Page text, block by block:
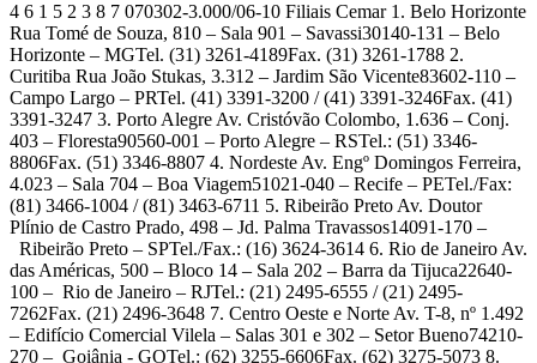
4 6 1 5 2 3 8 7 070302-3.000/06-10 Filiais Cemar 1. Belo Horizonte
Rua Tomé de Souza, 810 – Sala 901 – Savassi30140-131 – Belo
Horizonte – MGTel. (31) 3261-4189Fax. (31) 3261-1788 2.
Curitiba Rua João Stukas, 3.312 – Jardim São Vicente83602-110 –
Campo Largo – PRTel. (41) 3391-3200 / (41) 3391-3246Fax. (41)
3391-3247 3. Porto Alegre Av. Cristóvão Colombo, 1.636 – Conj.
403 – Floresta90560-001 – Porto Alegre – RSTel.: (51) 3346-
8806Fax. (51) 3346-8807 4. Nordeste Av. Engº Domingos Ferreira,
4.023 – Sala 704 – Boa Viagem51021-040 – Recife – PETel./Fax:
(81) 3466-1004 / (81) 3463-6711 5. Ribeirão Preto Av. Doutor
Plínio de Castro Prado, 498 – Jd. Palma Travassos14091-170 –
Ribeirão Preto – SPTel./Fax.: (16) 3624-3614 6. Rio de Janeiro Av.
das Américas, 500 – Bloco 14 – Sala 202 – Barra da Tijuca22640-
100 – Rio de Janeiro – RJTel.: (21) 2495-6555 / (21) 2495-
7262Fax. (21) 2496-3648 7. Centro Oeste e Norte Av. T-8, nº 1.492
– Edifício Comercial Vilela – Salas 301 e 302 – Setor Bueno74210-
270 – Goiânia - GOTel.: (62) 3255-6606Fax. (62) 3275-5073 8.